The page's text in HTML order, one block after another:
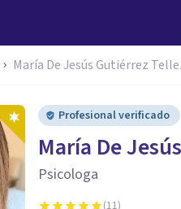
María De Jesús Gutiérrez
Profesional verificado
María De
Psicologa
(11)